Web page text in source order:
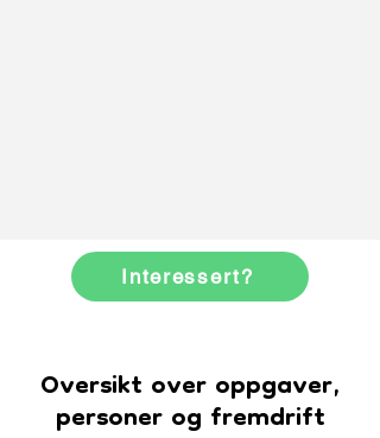
Interessert?
Oversikt over oppgaver,
personer og fremdrift